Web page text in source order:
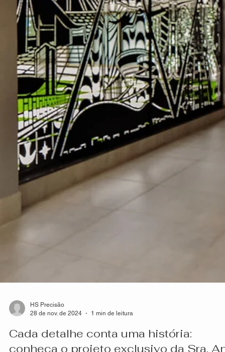
HS Precisão
28 de nov. de 2024
1 min de leitura